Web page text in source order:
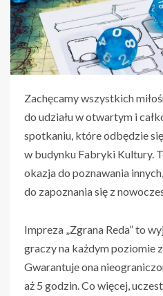
Zachęcamy wszystkich
do udziału w otwartym i
spotkaniu, które odbędzie
w budynku Fabryki Kultury.
okazja do poznawania
do zapoznania się z
Impreza „Zgrana Reda” to
graczy na każdym poziomie
Gwarantuje ona
aż 5 godzin. Co więcej,